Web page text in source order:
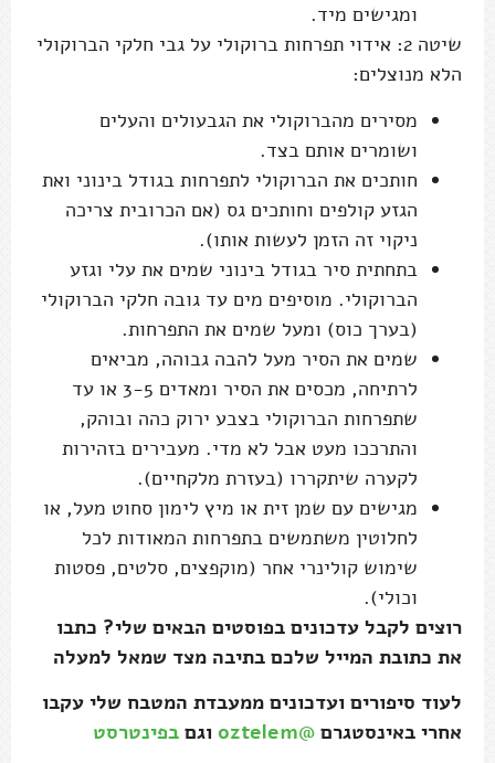
ומגישים מיד.
שיטה 2: אידוי תפרחות ברוקולי על גבי חלקי הברוקולי
הלא מנוצלים:
מסירים מהברוקולי את הגבעולים והעלים
ושומרים אותם בצד.
חותכים את הברוקולי לתפרחות בגודל בינוני ואת
הגזע קולפים וחותכים גס (אם הכרובית צריכה
ניקוי זה הזמן לעשות אותו).
בתחתית סיר בגודל בינוני שמים את עלי וגזע
הברוקולי. מוסיפים מים עד גובה חלקי הברוקולי
(בערך כוס) ומעל שמים את התפרחות.
שמים את הסיר מעל להבה גבוהה, מביאים
לרתיחה, מכסים את הסיר ומאדים 3-5 או עד
שתפרחות הברוקולי בצבע ירוק כהה ובוהק,
והתרככו מעט אבל לא מדי. מעבירים בזהירות
לקערה שיתקררו (בעזרת מלקחיים).
מגישים עם שמן זית או מיץ לימון סחוט מעל, או
לחלוטין משתמשים בתפרחות המאודות לכל
שימוש קולינרי אחר (מוקפצים, סלטים, פסטות
וכולי).
רוצים לקבל עדכונים בפוסטים הבאים שלי? כתבו
את כתובת המייל שלכם בתיבה מצד שמאל למעלה
לעוד סיפורים ועדכונים ממעבדת המטבח שלי עקבו
אחרי באינסטגרם @oztelem וגם בפינטרסט